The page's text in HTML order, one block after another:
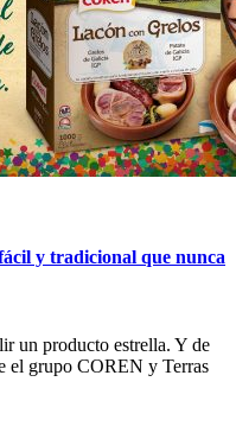
y tradicional que nunca
un producto estrella. Y de
el grupo COREN y Terras